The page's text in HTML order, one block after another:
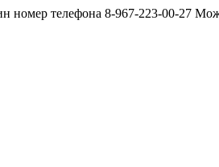
номер телефона 8-967-223-00-27